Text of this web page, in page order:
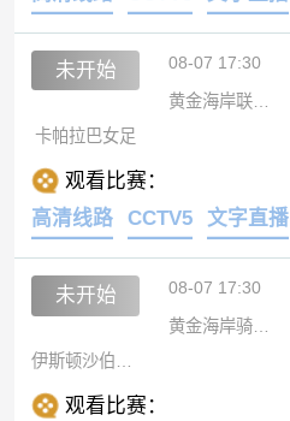
未开始 08-07 17:30
黄金海岸联女足
卡帕拉巴女足
观看比赛：
高清线路
CCTV5 文字直播
未开始 08-07 17:30
黄金海岸骑士女足
观看比赛：